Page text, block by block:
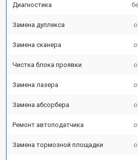
Диагностика
Замена дуплекса
Замена сканера
Чистка блока проявки
Замена лазера
Замена абсорбера
Ремонт автоподатчика
Замена тормозной площадки